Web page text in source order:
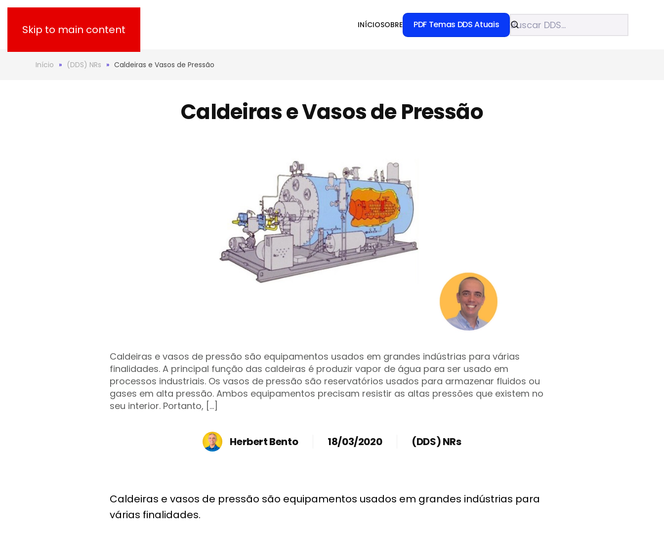
Skip to main content INÍCIOSOBRE PDF Temas DDS Atuais
Início (DDS) NRs Caldeiras e Vasos de Pressão
Caldeiras e Vasos de Pressão
Caldeiras e vasos de pressão são equipamentos usados em grandes indústrias para várias
finalidades. A principal função das caldeiras é produzir vapor de água para ser usado em
processos industriais. Os vasos de pressão são reservatórios usados para armazenar fluidos ou
gases em alta pressão. Ambos equipamentos precisam resistir as altas pressões que existem no
seu interior. Portanto, […]
Herbert Bento 18/03/2020 (DDS) NRs
Caldeiras e vasos de pressão são equipamentos usados em grandes indústrias para
várias finalidades.